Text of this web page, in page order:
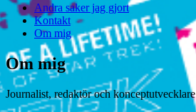
Andra saker jag gjort
Kontakt
Om mig
Om mig
Journalist, redaktör och